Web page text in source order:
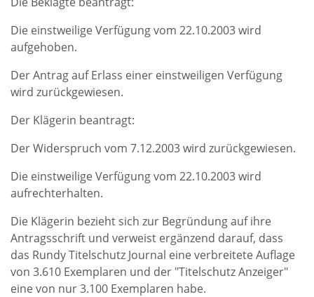
Die einstweilige Verfügung vom 22.10.2003 wird
aufgehoben.
Der Antrag auf Erlass einer einstweiligen Verfügung
wird zurückgewiesen.
Der Klägerin beantragt:
Der Widerspruch vom 7.12.2003 wird zurückgewiesen.
Die einstweilige Verfügung vom 22.10.2003 wird
aufrechterhalten.
Die Klägerin bezieht sich zur Begründung auf ihre
Antragsschrift und verweist ergänzend darauf, dass
das Rundy Titelschutz Journal eine verbreitete Auflage
von 3.610 Exemplaren und der "Titelschutz Anzeiger"
eine von nur 3.100 Exemplaren habe.